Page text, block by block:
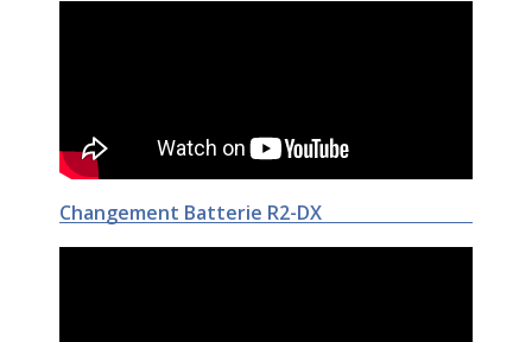
Changement Batterie R2-DX